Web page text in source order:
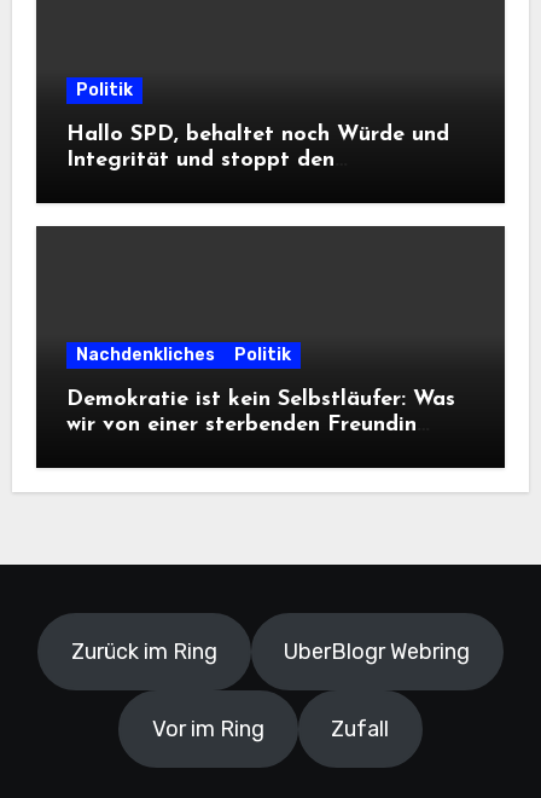
Politik
Hallo SPD, behaltet noch Würde und
Integrität und stoppt den
Informationsfreiheit!
Nachdenkliches Politik
Demokratie ist kein Selbstläufer: Was
wir von einer sterbenden Freundin
Zurück im Ring UberBlogr Webring
Vor im Ring Zufall